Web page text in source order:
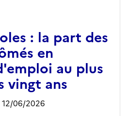
: la part des
en
au plus
vingt ans
12/06/2026